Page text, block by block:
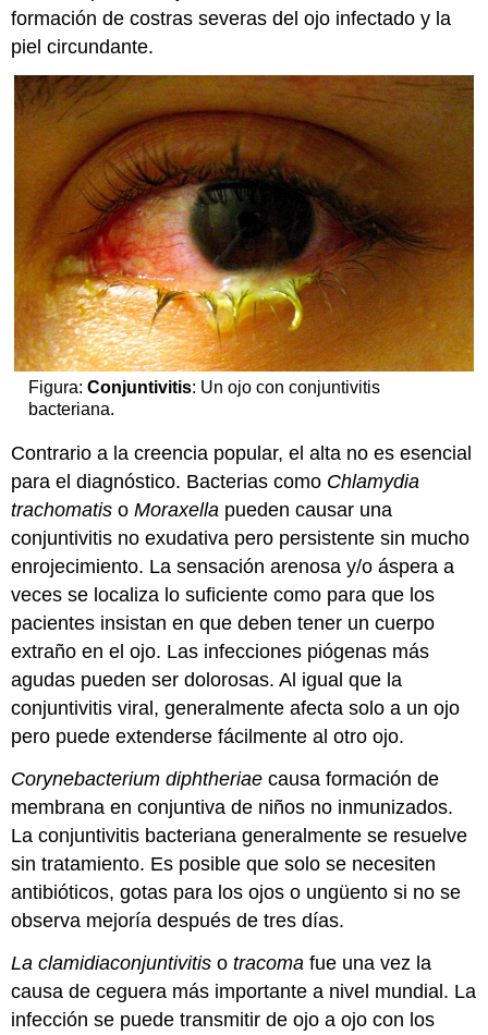
formación de costras severas del ojo infectado y la
piel circundante.
Figura: Conjuntivitis: Un ojo con conjuntivitis
bacteriana.
Contrario a la creencia popular, el alta no es esencial
para el diagnóstico. Bacterias como Chlamydia
trachomatis oMoraxella pueden causar una
conjuntivitis no exudativa pero persistente sin mucho
enrojecimiento. La sensación arenosa y/o áspera a
veces se localiza lo suficiente como para que los
pacientes insistan en que deben tener un cuerpo
extraño en el ojo. Las infecciones piógenas más
agudas pueden ser dolorosas. Al igual que la
conjuntivitis viral, generalmente afecta solo a un ojo
pero puede extenderse fácilmente al otro ojo.
Corynebacterium diphtheriae causa formación de
membrana en conjuntiva de niños no inmunizados.
La conjuntivitis bacteriana generalmente se resuelve
sin tratamiento. Es posible que solo se necesiten
antibióticos, gotas para los ojos o ungüento si no se
observa mejoría después de tres días.
La clamidiaconjuntivitis otracoma fue una vez la
causa de ceguera más importante a nivel mundial. La
infección se puede transmitir de ojo a ojo con los